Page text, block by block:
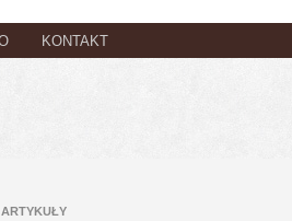
KONTAKT
ARTYKUŁY